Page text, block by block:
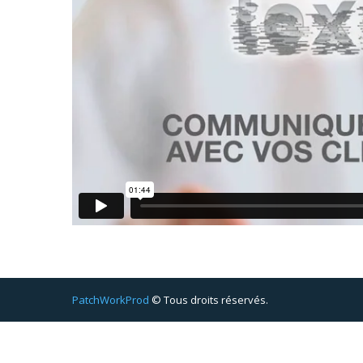
PatchWorkProd © Tous droits réservés.